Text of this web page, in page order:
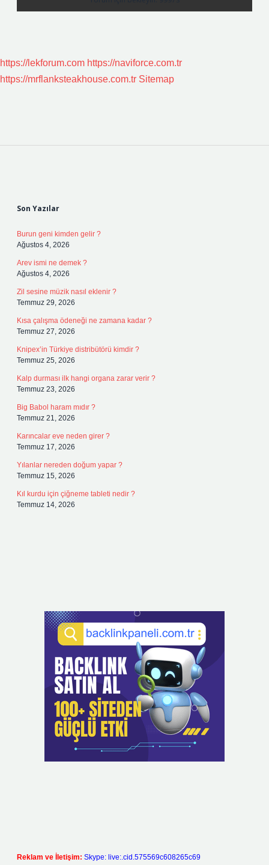
https://lekforum.com https://naviforce.com.tr
https://mrflanksteakhouse.com.tr Sitemap
Son Yazılar
Burun geni kimden gelir ?
Ağustos 4, 2026
Arev ismi ne demek ?
Ağustos 4, 2026
Zil sesine müzik nasıl eklenir ?
Temmuz 29, 2026
Kısa çalışma ödeneği ne zamana kadar ?
Temmuz 27, 2026
Knipex’in Türkiye distribütörü kimdir ?
Temmuz 25, 2026
Kalp durması ilk hangi organa zarar verir ?
Temmuz 23, 2026
Big Babol haram mıdır ?
Temmuz 21, 2026
Karıncalar eve neden girer ?
Temmuz 17, 2026
Yılanlar nereden doğum yapar ?
Temmuz 15, 2026
Kıl kurdu için çiğneme tableti nedir ?
Temmuz 14, 2026
Reklam ve İletişim: Skype: live:.cid.575569c608265c69